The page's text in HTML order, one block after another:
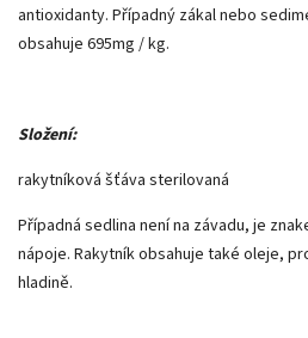
antioxidanty. Případný zákal nebo
obsahuje 695mg / kg.
Složení:
rakytníková šťáva sterilovaná
Případná sedlina není na závadu, je
nápoje. Rakytník obsahuje také oleje,
hladině.